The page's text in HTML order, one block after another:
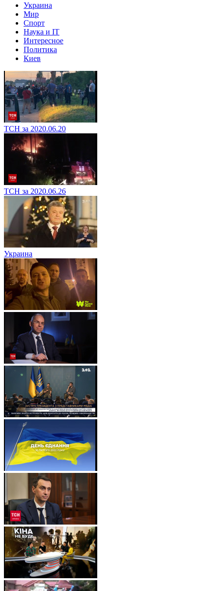
Украина
Мир
Спорт
Наука и IT
Интересное
Политика
Киев
ТСН за 2020.06.20
ТСН за 2020.06.26
Украина